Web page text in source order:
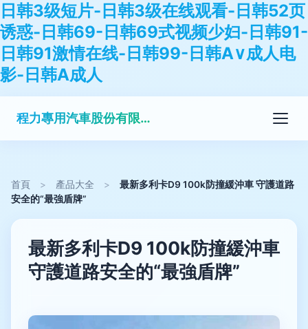
日韩3级短片-日韩3级在线观看-日韩52页
诱惑-日韩69-日韩69式视频少妇-日韩91-
日韩91激情在线-日韩99-日韩A∨成人电
影-日韩A成人
程力專用汽車股份有限公司銷售三十分公司
首頁 > 產品大全 >
最新多利卡D9 100k防撞緩沖車 守護道路
安全的“最強盾牌”
最新多利卡D9 100k防撞緩沖車
守護道路安全的“最強盾牌”